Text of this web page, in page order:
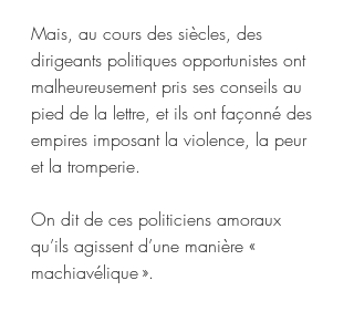
Mais, au cours des siècles, des
dirigeants politiques opportunistes ont
malheureusement pris ses conseils au
pied de la lettre, et ils ont façonné des
empires imposant la violence, la peur
et la tromperie.
On dit de ces politiciens amoraux
qu’ils agissent d’une manière «
machiavélique ».